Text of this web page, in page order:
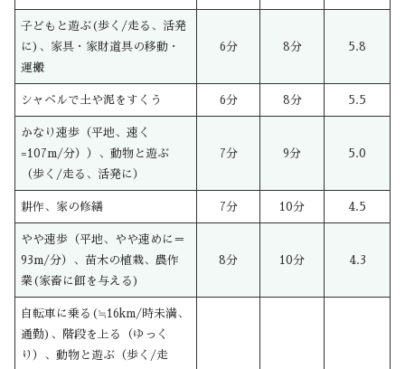
子どもと遊ぶ(歩く/走る、活発
に)、家具・家財道具の移動・
運搬
6分 8分 5.8
シャベルで土や泥をすくう 6分 8分 5.5
かなり速歩（平地、速く
=107m/分））、動物と遊ぶ
（歩く/走る、活発に）
7分 9分 5.0
耕作、家の修繕 7分 10分 4.5
やや速歩（平地、やや速めに＝
93m/分）、苗木の植栽、農作
業(家畜に餌を与える)
8分 10分 4.3
自転車に乗る(≒16km/時未満、
通勤)、階段を上る（ゆっく
り）、動物と遊ぶ（歩く/走